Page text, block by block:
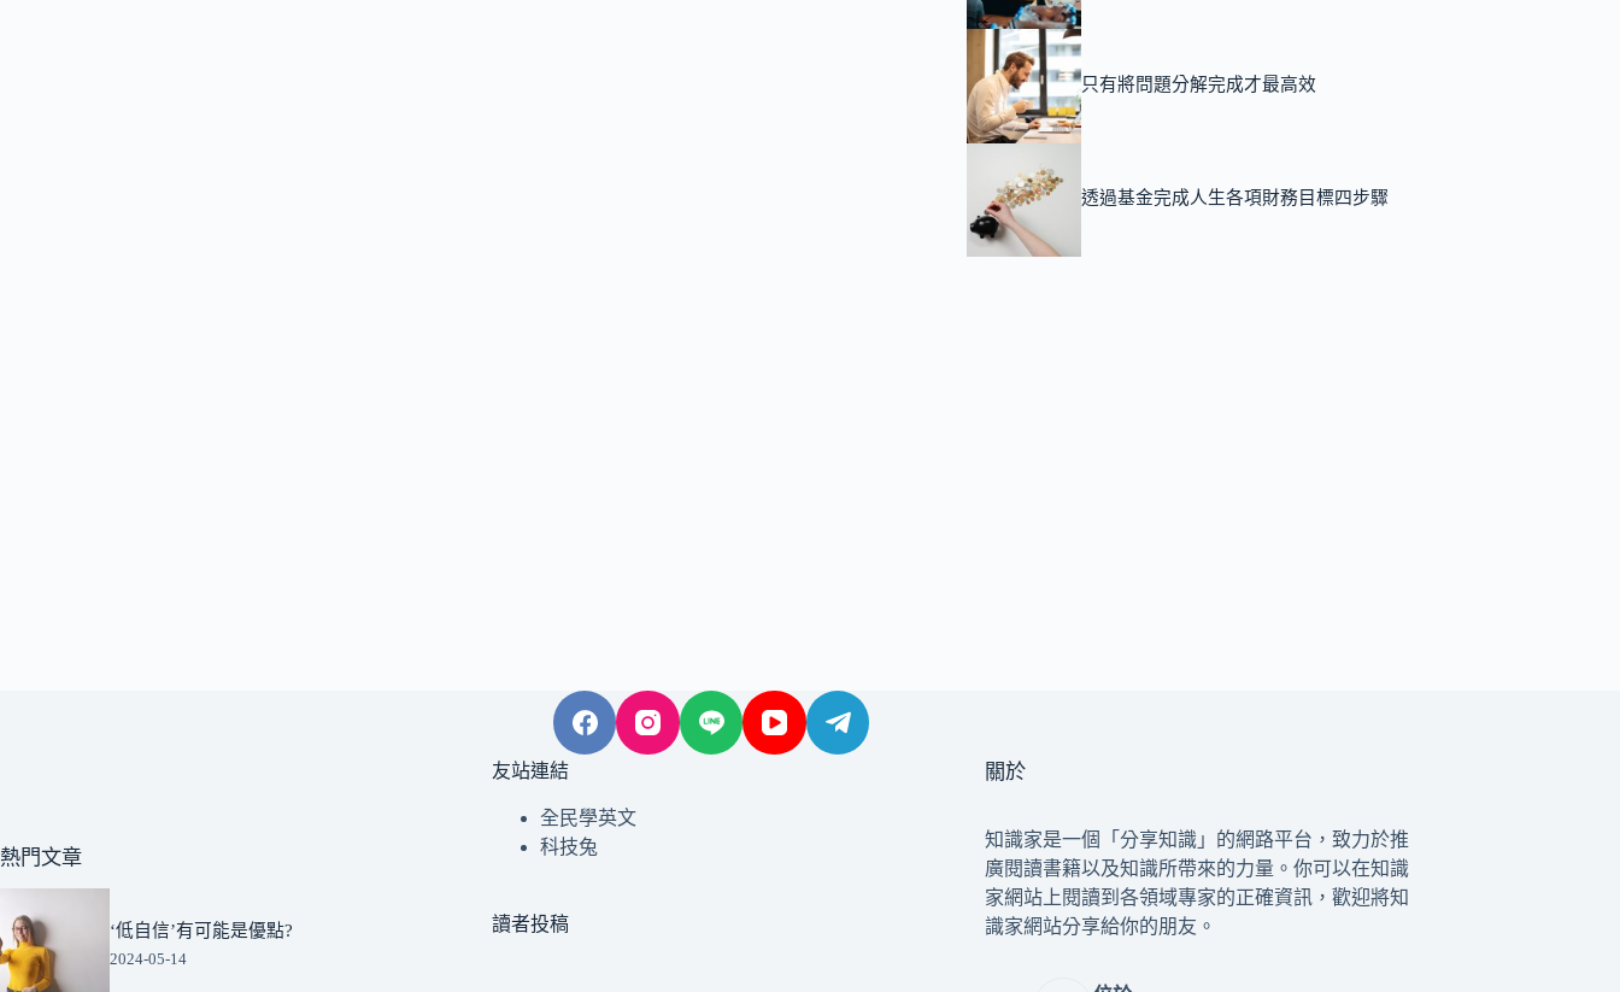
只有將問題分解完成才最高效
透過基金完成人生各項財務目標四步驟
熱門文章
‘低自信’有可能是優點?
2024-05-14
友站連結
全民學英文
科技兔
讀者投稿
關於
知識家是一個「分享知識」的網路平台，致力於推
廣閱讀書籍以及知識所帶來的力量。你可以在知識
家網站上閱讀到各領域專家的正確資訊，歡迎將知
識家網站分享給你的朋友。